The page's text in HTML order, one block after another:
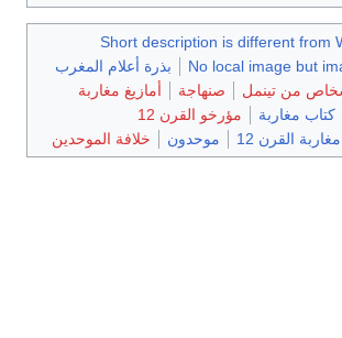
Short description is different from
No local image but
بذرة أعلام المغرب
من تينمل صنهاجة
أمازيغ مغاربة
كتاب مغاربة
مؤرخو القرن 12
مغاربة القرن 12 موحدون خلافة الموحدين